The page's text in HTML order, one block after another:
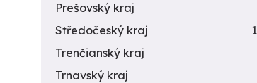
Prešovský kraj
Středočeský kraj
Trenčianský kraj
Trnavský kraj